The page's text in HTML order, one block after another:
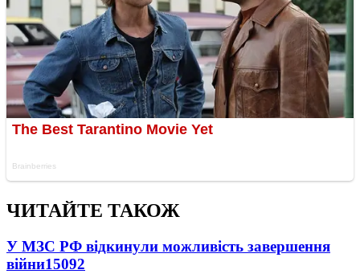
ЧИТАЙТЕ ТАКОЖ
У МЗС РФ відкинули можливість завершення
війни15092